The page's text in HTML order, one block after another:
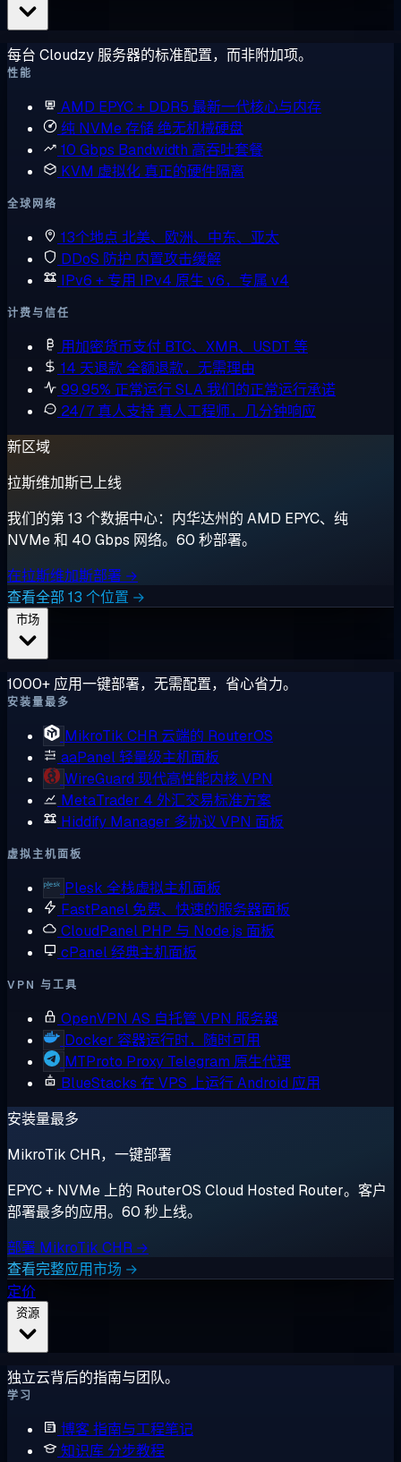
每台 Cloudzy 服务器的标准配置，而非附加项。
性能
AMD EPYC + DDR5 最新一代核心与内存
纯 NVMe 存储绝无机械硬盘
10 Gbps Bandwidth 高吞吐套餐
KVM 虚拟化 真正的硬件隔离
全球网络
13个地点 北美、欧洲、中东、亚太
DDoS 防护 内置攻击缓解
IPv6 + 专用 IPv4 原生 v6，专属 v4
计费与信任
用加密货币支付 BTC、XMR、USDT 等
14 天退款全额退款，无需理由
99.95% 正常运行 SLA我们的正常运行承诺
24/7 真人支持 真人工程师，几分钟响应
新区域
拉斯维加斯已上线
我们的第 13 个数据中心：内华达州的 AMD EPYC、纯
NVMe 和 40 Gbps 网络。60 秒部署。
在拉斯维加斯部署 →
查看全部 13 个位置 →
1000+ 应用一键部署，无需配置，省心省力。
安装量最多
MikroTik CHR 云端的 RouterOS
aaPanel轻量级主机面板
WireGuard 现代高性能内核 VPN
MetaTrader 4 外汇交易标准方案
Hiddify Manager 多协议 VPN 面板
虚拟主机面板
Plesk 全栈虚拟主机面板
FastPanel 免费、快速的服务器面板
CloudPanel PHP 与 Node.js 面板
cPanel经典主机面板
VPN 与工具
OpenVPN AS 自托管 VPN 服务器
Docker 容器运行时，随时可用
MTProto Proxy Telegram 原生代理
BlueStacks 在 VPS 上运行 Android 应用
安装量最多
MikroTik CHR，一键部署
EPYC + NVMe 上的 RouterOS Cloud Hosted Router。客户
部署最多的应用。60 秒上线。
部署 MikroTik CHR →
查看完整应用市场 →
定价
独立云背后的指南与团队。
学习
博客指南与工程笔记
知识库 分步教程